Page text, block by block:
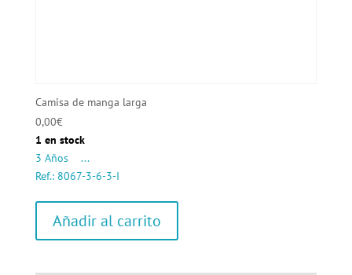
Camisa de manga larga
0,00€
1 en stock
3 Años ...
Ref.: 8067-3-6-3-I
Añadir al carrito